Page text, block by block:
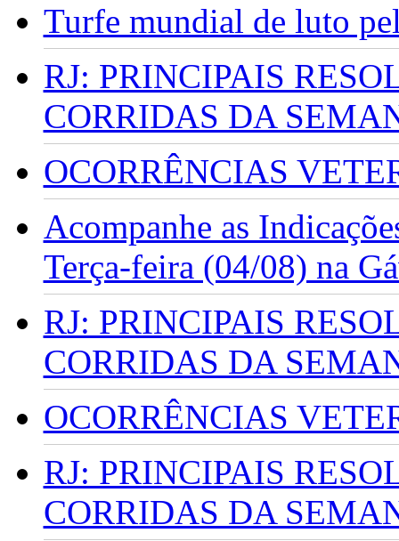
Turfe mundial de luto
RJ: PRINCIPAIS
CORRIDAS DA
OCORRÊNCIAS
Acompanhe as
Terça-feira (04/08) na
RJ: PRINCIPAIS
CORRIDAS DA
OCORRÊNCIAS
RJ: PRINCIPAIS
CORRIDAS DA